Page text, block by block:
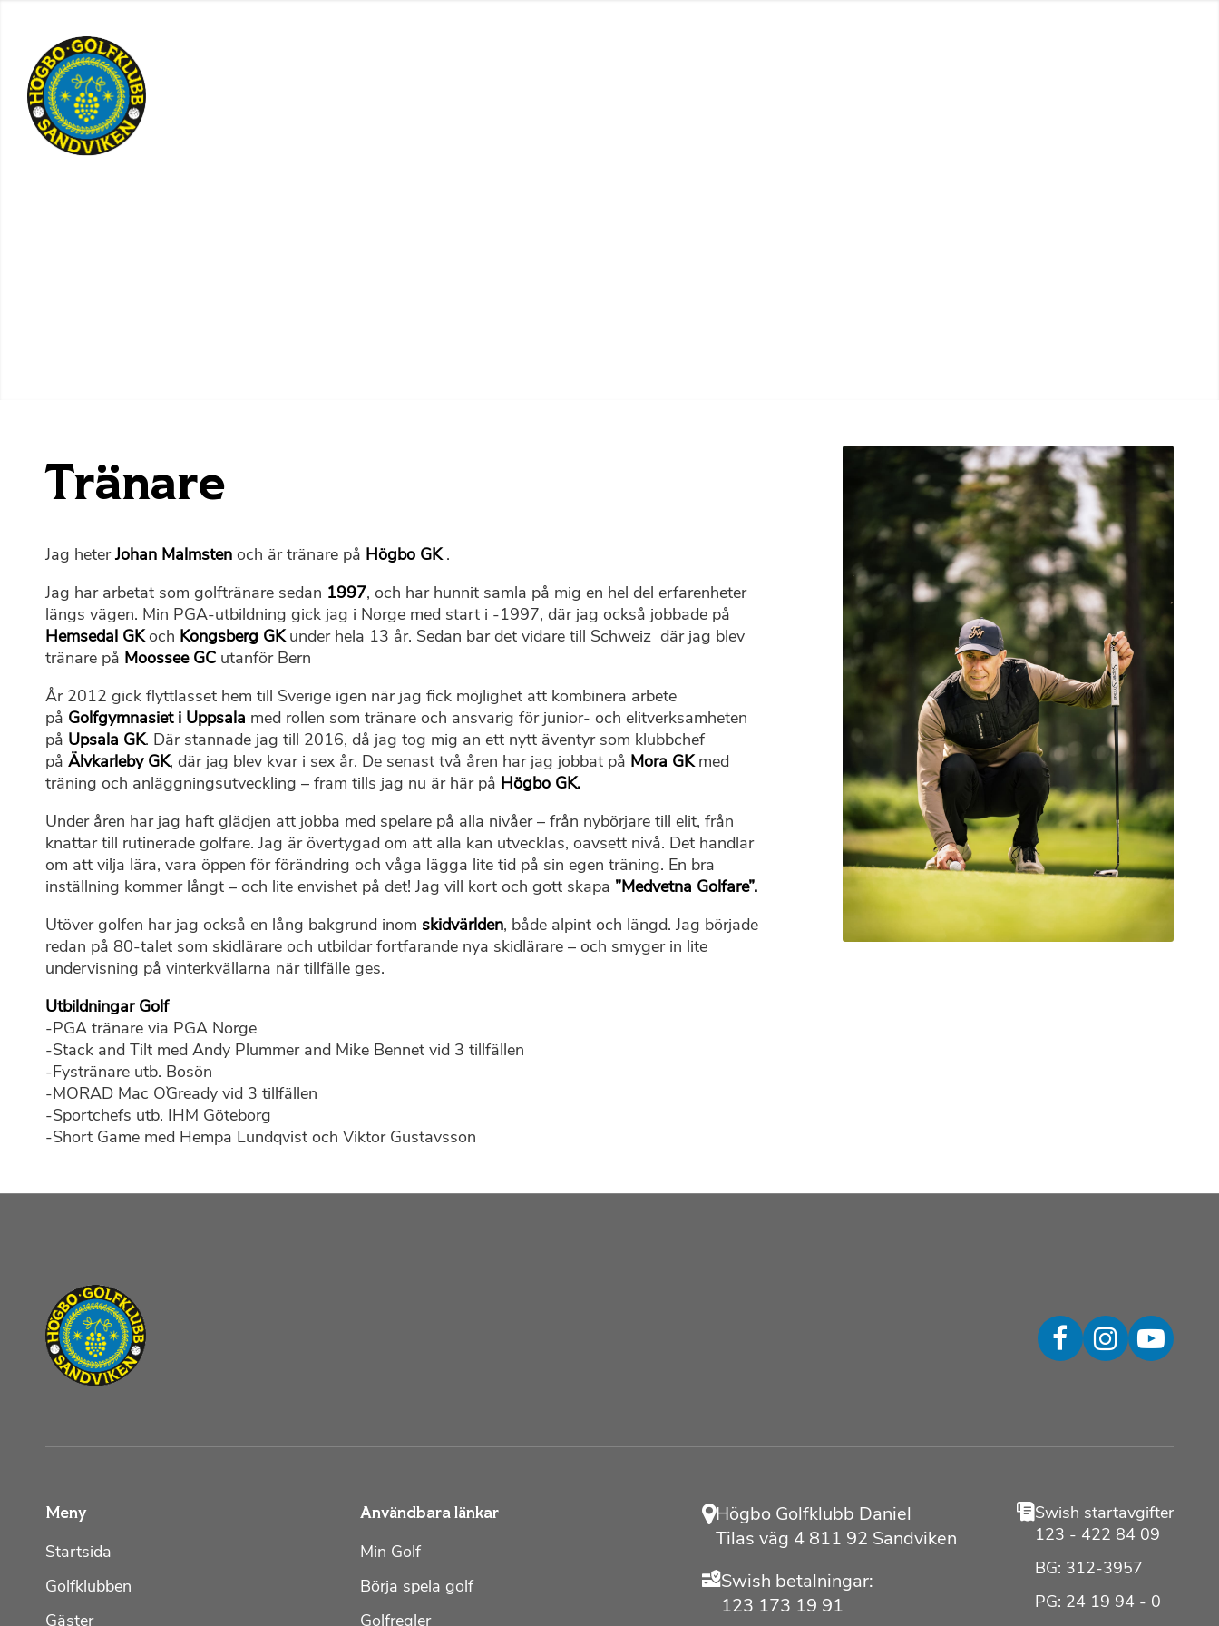
Tränare
Jag heterJohan Malmsten och är tränare på Högbo GK.
Jag har arbetat som golftränare sedan 1997, och har hunnit samla på mig en hel del erfarenheter
längs vägen. Min PGA-utbildning gick jag i Norge med start i -1997, där jag också jobbade på
Hemsedal GKoch Kongsberg GKunder hela 13 år. Sedan bar det vidare till Schweiz där jag blev
tränare på Moossee GC utanför Bern
År 2012 gick flyttlasset hem till Sverige igen när jag fick möjlighet att kombinera arbete
på Golfgymnasiet i Uppsala med rollen som tränare och ansvarig för junior- och elitverksamheten
på Upsala GK. Där stannade jag till 2016, då jag tog mig an ett nytt äventyr som klubbchef
på Älvkarleby GK, där jag blev kvar i sex år. De senast två åren har jag jobbat på Mora GKmed
träning och anläggningsutveckling – fram tills jag nu är här på Högbo GK.
Under åren har jag haft glädjen att jobba med spelare på alla nivåer – från nybörjare till elit, från
knattar till rutinerade golfare. Jag är övertygad om att alla kan utvecklas, oavsett nivå. Det handlar
om att vilja lära, vara öppen för förändring och våga lägga lite tid på sin egen träning. En bra
inställning kommer långt – och lite envishet på det! Jag vill kort och gott skapa ”Medvetna Golfare”.
Utöver golfen har jag också en lång bakgrund inom skidvärlden, både alpint och längd. Jag började
redan på 80-talet som skidlärare och utbildar fortfarande nya skidlärare – och smyger in lite
undervisning på vinterkvällarna när tillfälle ges.
Utbildningar Golf
-PGA tränare via PGA Norge
-Stack and Tilt med Andy Plummer and Mike Bennet vid 3 tillfällen
-Fystränare utb. Bosön
-MORAD Mac O`Gready vid 3 tillfällen
-Sportchefs utb. IHM Göteborg
-Short Game med Hempa Lundqvist och Viktor Gustavsson
Meny
Startsida
Golfklubben
Gäster
Användbara länkar
Min Golf
Börja spela golf
Golfregler
Högbo Golfklubb Daniel
Tilas väg 4 811 92 Sandviken
Swish betalningar:
123 173 19 91
Swish startavgifter
123 - 422 84 09
BG: 312-3957
PG: 24 19 94 - 0